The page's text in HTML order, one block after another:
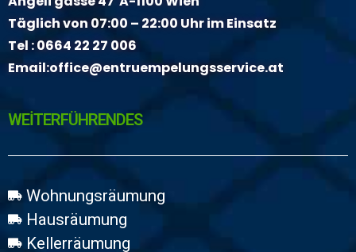
Täglich von 07:00 – 22:00 Uhr im Einsatz
Tel :0664 22 27 006
Email:office@entruempelungsservice.at
WEİTERFÜHRENDES
Wohnungsräumung
Hausräumung
Kellerräumung